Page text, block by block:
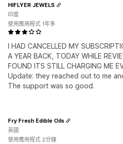
I HAD CANCELLED MY
A YEAR BACK, TODAY WHILE
FOUND ITS STILL CHARGING ME
Update: they reached out to me
The support was so good.
HIFLYER JEWELS
印度
使用應用程式 1年多
Fry Fresh Edible Oils
英國
使用應用程式 2分鐘